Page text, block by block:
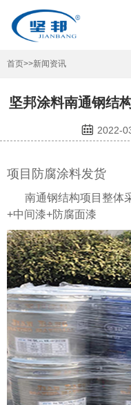
首页>>新闻资讯
坚邦涂料南通钢结
2022-
坚邦涂
项目 防腐涂料发货
南通钢结构项目整体
+中间漆+防腐面漆